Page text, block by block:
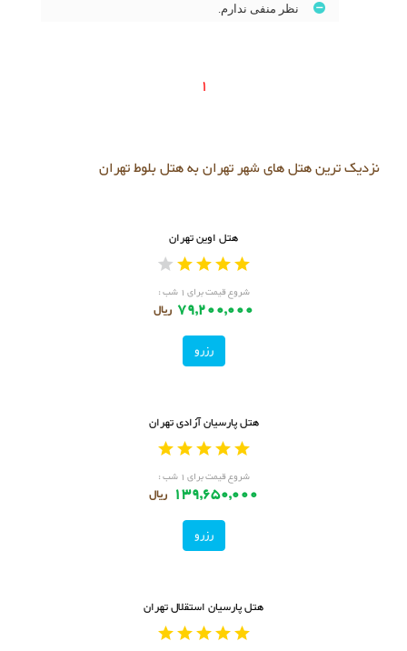
نظر منفی ندارم.
1
نزدیک ترین هتل های شهر تهران به هتل بلوط تهران
هتل اوین تهران
شروع قیمت برای ۱ شب :
79,200,000 ریال
رزرو
هتل پارسیان آزادی تهران
شروع قیمت برای ۱ شب :
139,650,000 ریال
رزرو
هتل پارسیان استقلال تهران